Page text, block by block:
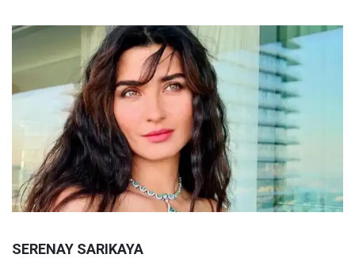
SERENAY SARIKAYA